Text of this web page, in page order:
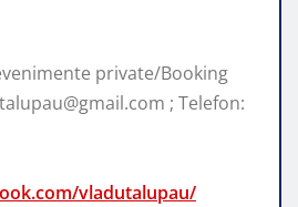
private/Booking
; Telefon:
vladutalupau/